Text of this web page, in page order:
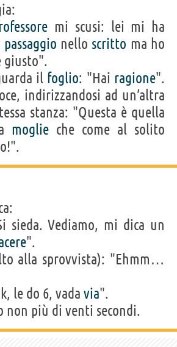
mi scusi: lei mi ha
passaggio nello scritto ma ho
giusto".
il foglio: "Hai ragione".
indirizzandosi ad un’altra
stanza: "Questa è quella
moglie che come al solito
sieda. Vediamo, mi dica un
".
alla sprovvista): "Ehmm…
le do 6, vada via".
più di venti secondi.